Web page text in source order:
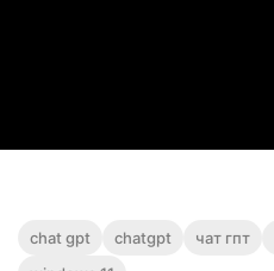
chat gpt chatgpt чат гпт